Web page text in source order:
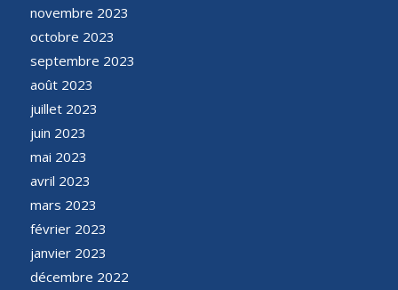
novembre 2023
octobre 2023
septembre 2023
août 2023
juillet 2023
juin 2023
mai 2023
avril 2023
mars 2023
février 2023
janvier 2023
décembre 2022